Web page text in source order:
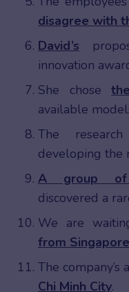
disagree with
David’s
innovation
She chose
available
The
developing the
A group of
discovered a
We are
from Singapore
The
Chi Minh City.